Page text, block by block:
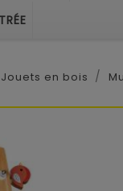
Jouets en bois